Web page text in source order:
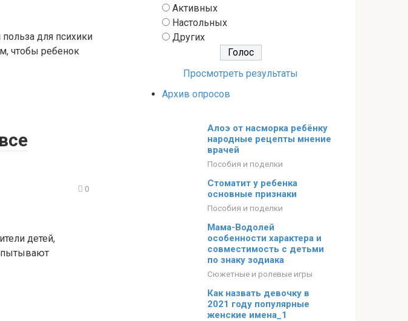
для психики
чтобы ребенок
0
детей,
Активных
Настольных
Других
Просмотреть результаты
Архив опросов
Алоэ от насморка ребёнку
народные рецепты мнение
врачей
Пособия и поделки
Стоматит у ребенка
основные признаки
Пособия и поделки
Мама-Водолей
особенности характера и
совместимость с детьми
по знаку зодиака
Сюжетные и ролевые игры
Как назвать девочку в
2021 году популярные
женские имена_1